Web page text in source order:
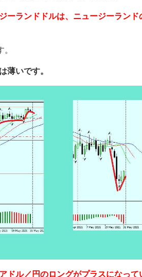
ーランドドルは、ニュージーラン
薄いです。
ドル／円のロングがプラスになって